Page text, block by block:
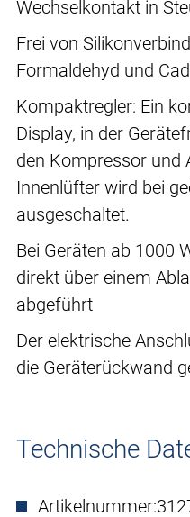
Wechselkontakt in
Frei von
Formaldehyd und
Kompaktregler: Ein
Display, in der
den Kompressor und
Innenlüfter wird bei
ausgeschaltet.
Bei Geräten ab 1000
direkt über einem
abgeführt
Der elektrische
die Geräterückwand
Technische
Artikelnummer: